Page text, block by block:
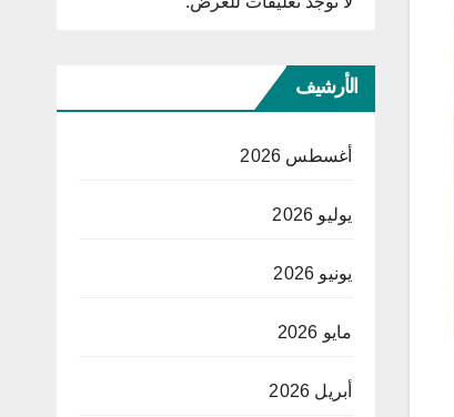
الأرشيف
أغسطس 2026
يوليو 2026
يونيو 2026
مايو 2026
أبريل 2026